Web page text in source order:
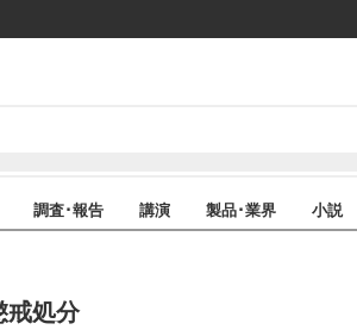
調査･報告 講演 製品･業界 小説
戒処分